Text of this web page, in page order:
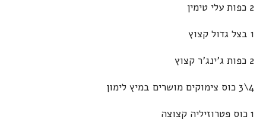
2 כפות עלי טימין
1 בצל גדול קצוץ
2 כפות ג'ינג'ר קצוץ
4\3 כוס צימוקים מושרים במיץ לימון
1 כוס פטרוזיליה קצוצה